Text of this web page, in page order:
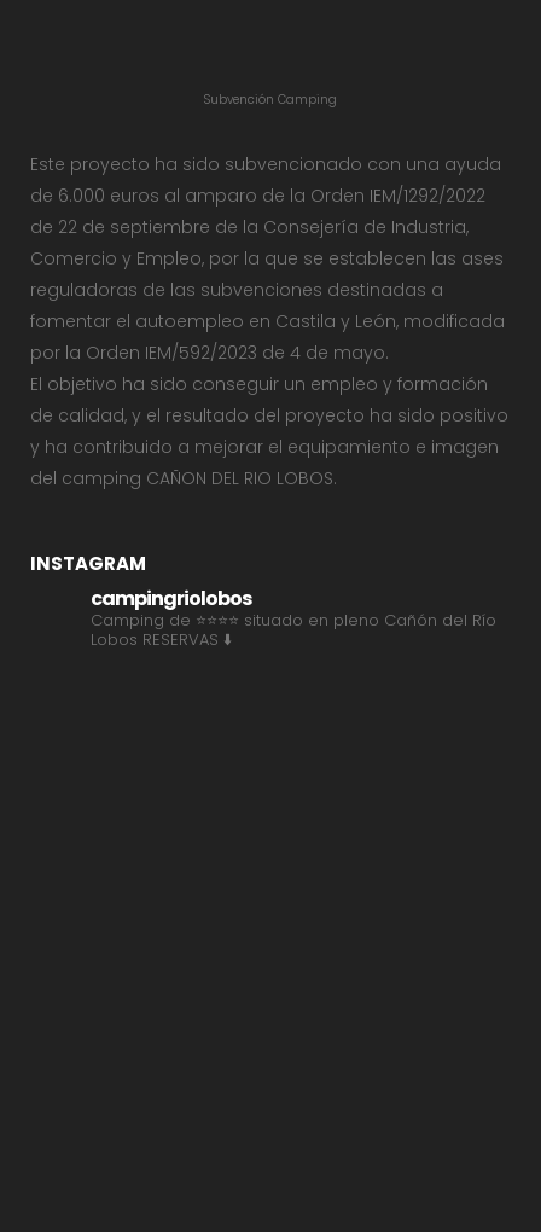
Subvención Camping
Este proyecto ha sido subvencionado con una ayuda
de 6.000 euros al amparo de la Orden IEM/1292/2022
de 22 de septiembre de la Consejería de Industria,
Comercio y Empleo, por la que se establecen las ases
reguladoras de las subvenciones destinadas a
fomentar el autoempleo en Castila y León, modificada
por la Orden IEM/592/2023 de 4 de mayo.
El objetivo ha sido conseguir un empleo y formación
de calidad, y el resultado del proyecto ha sido positivo
y ha contribuido a mejorar el equipamiento e imagen
del camping CAÑON DEL RIO LOBOS.
INSTAGRAM
campingriolobos
Camping de ⭐⭐⭐⭐ situado en pleno Cañón del Río
Lobos RESERVAS ⬇️